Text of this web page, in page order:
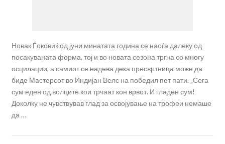
Новак Ѓоковиќ од јуни минатата година се наоѓа далеку од
посакуваната форма, тој и во новата сезона тргна со многу
осцилации, а самиот се надева дека пресвртница може да
биде Мастерсот во Индијан Велс на победил пет пати. „Сега
сум еден од волците кои трчаат кон врвот. И гладен сум!
Доколку не чувствував глад за освојување на трофеи немаше
да …